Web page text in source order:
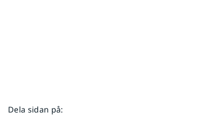
Dela sidan på: